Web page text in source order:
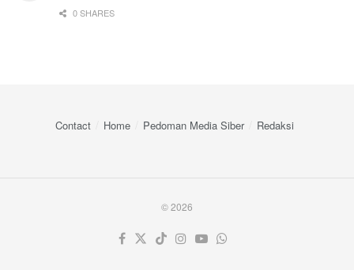
0 SHARES
Contact Home Pedoman Media Siber Redaksi
© 2026